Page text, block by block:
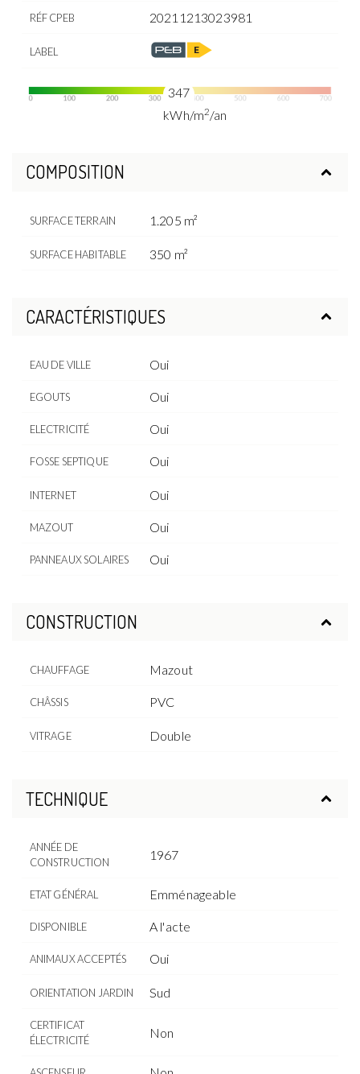
RÉF CPEB 20211213023981
LABEL
347
kWh/m2/an
COMPOSITION
SURFACE TERRAIN 1.205 m²
SURFACE HABITABLE 350 m²
CARACTÉRISTIQUES
EAU DE VILLE Oui
EGOUTS Oui
ELECTRICITÉ Oui
FOSSE SEPTIQUE Oui
INTERNET Oui
MAZOUT Oui
PANNEAUX SOLAIRES Oui
CONSTRUCTION
CHAUFFAGE Mazout
CHÂSSIS PVC
VITRAGE Double
TECHNIQUE
ANNÉE DE
CONSTRUCTION
1967
ETAT GÉNÉRAL Emménageable
DISPONIBLE A l'acte
ANIMAUX ACCEPTÉS Oui
ORIENTATION JARDIN Sud
CERTIFICAT
ÉLECTRICITÉ
Non